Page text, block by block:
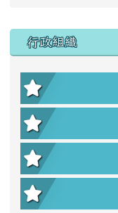
行政組織